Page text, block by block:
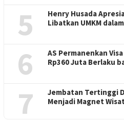
5
Henry Husada
Libatkan UMKM
6
AS Permanenkan
Rp360 Juta Berlaku
7
Jembatan Tertinggi
Menjadi Magnet